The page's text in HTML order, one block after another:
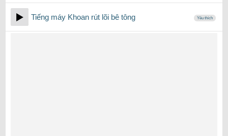
Tiếng máy Khoan rút lõi bê tông Yêu thích